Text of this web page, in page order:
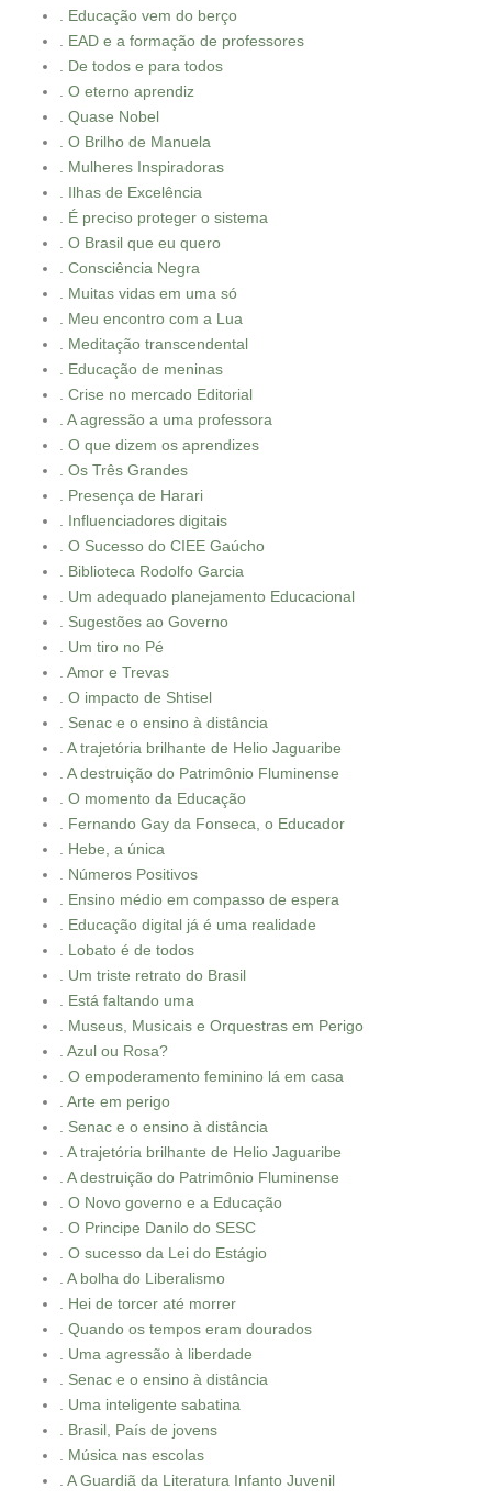
. Educação vem do berço
. EAD e a formação de professores
. De todos e para todos
. O eterno aprendiz
. Quase Nobel
. O Brilho de Manuela
. Mulheres Inspiradoras
. Ilhas de Excelência
. É preciso proteger o sistema
. O Brasil que eu quero
. Consciência Negra
. Muitas vidas em uma só
. Meu encontro com a Lua
. Meditação transcendental
. Educação de meninas
. Crise no mercado Editorial
. A agressão a uma professora
. O que dizem os aprendizes
. Os Três Grandes
. Presença de Harari
. Influenciadores digitais
. O Sucesso do CIEE Gaúcho
. Biblioteca Rodolfo Garcia
. Um adequado planejamento Educacional
. Sugestões ao Governo
. Um tiro no Pé
. Amor e Trevas
. O impacto de Shtisel
. Senac e o ensino à distância
. A trajetória brilhante de Helio Jaguaribe
. A destruição do Patrimônio Fluminense
. O momento da Educação
. Fernando Gay da Fonseca, o Educador
. Hebe, a única
. Números Positivos
. Ensino médio em compasso de espera
. Educação digital já é uma realidade
. Lobato é de todos
. Um triste retrato do Brasil
. Está faltando uma
. Museus, Musicais e Orquestras em Perigo
. Azul ou Rosa?
. O empoderamento feminino lá em casa
. Arte em perigo
. Senac e o ensino à distância
. A trajetória brilhante de Helio Jaguaribe
. A destruição do Patrimônio Fluminense
. O Novo governo e a Educação
. O Principe Danilo do SESC
. O sucesso da Lei do Estágio
. A bolha do Liberalismo
. Hei de torcer até morrer
. Quando os tempos eram dourados
. Uma agressão à liberdade
. Senac e o ensino à distância
. Uma inteligente sabatina
. Brasil, País de jovens
. Música nas escolas
. A Guardiã da Literatura Infanto Juvenil